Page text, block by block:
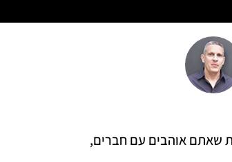
שאתם אוהבים עם חברים,